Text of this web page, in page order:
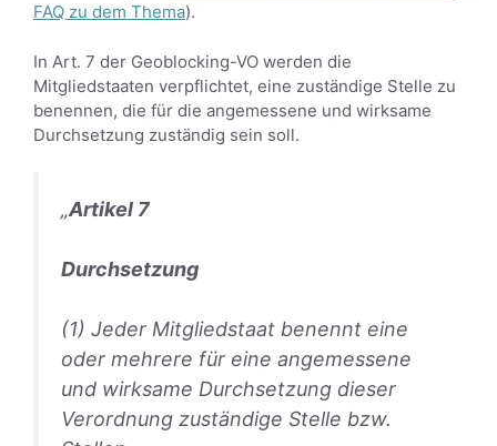
FAQ zu dem Thema).
In Art. 7 der Geoblocking-VO werden die
Mitgliedstaaten verpflichtet, eine zuständige Stelle zu
benennen, die für die angemessene und wirksame
Durchsetzung zuständig sein soll.
„Artikel 7
Durchsetzung
(1) Jeder Mitgliedstaat benennt eine
oder mehrere für eine angemessene
und wirksame Durchsetzung dieser
Verordnung zuständige Stelle bzw.